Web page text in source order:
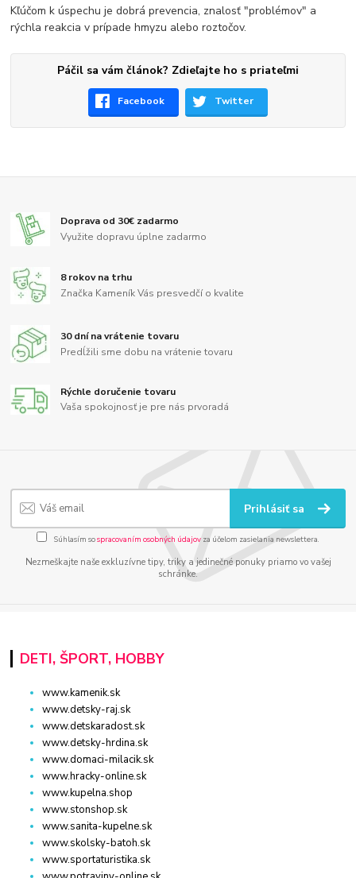
Kľúčom k úspechu je dobrá prevencia, znalosť "problémov" a
rýchla reakcia v prípade hmyzu alebo roztočov.
Páčil sa vám článok? Zdieľajte ho s priateľmi
Facebook Twitter
Doprava od 30€ zadarmo
Využite dopravu úplne zadarmo
8 rokov na trhu
Značka Kameník Vás presvedčí o kvalite
30 dní na vrátenie tovaru
Predĺžili sme dobu na vrátenie tovaru
Rýchle doručenie tovaru
Vaša spokojnosť je pre nás prvoradá
Prihlásiť sa
Súhlasím sospracovaním osobných údajov za účelom zasielania newslettera.
Nezmeškajte naše exkluzívne tipy, triky a jedinečné ponuky priamo vo vašej
schránke.
DETI, ŠPORT, HOBBY
www.kamenik.sk
www.detsky-raj.sk
www.detskaradost.sk
www.detsky-hrdina.sk
www.domaci-milacik.sk
www.hracky-online.sk
www.kupelna.shop
www.stonshop.sk
www.sanita-kupelne.sk
www.skolsky-batoh.sk
www.sportaturistika.sk